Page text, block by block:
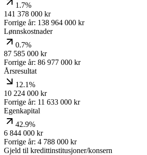
1.7%
141 378 000 kr
Forrige år: 138 964 000 kr
Lønnskostnader
0.7%
87 585 000 kr
Forrige år: 86 977 000 kr
Årsresultat
12.1%
10 224 000 kr
Forrige år: 11 633 000 kr
Egenkapital
42.9%
6 844 000 kr
Forrige år: 4 788 000 kr
Gjeld til kredittinstitusjoner/konsern